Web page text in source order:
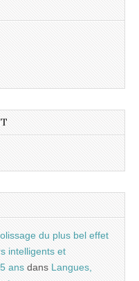
du plus bel effet
intelligents et
ans dans Langues,